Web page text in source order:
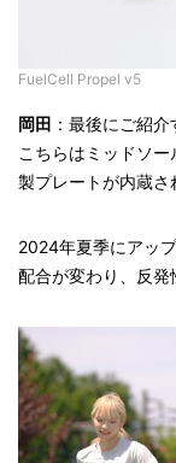
FuelCell Propel v5
岡田 ：最後にご紹
こちらはミッドソ
製プレートが内蔵さ
2024年夏季にアッ
配合が変わり、反発